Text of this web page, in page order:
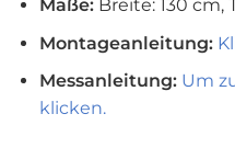
Maße:Breite: 130 cm,
Montageanleitung:
Messanleitung: Um
klicken.